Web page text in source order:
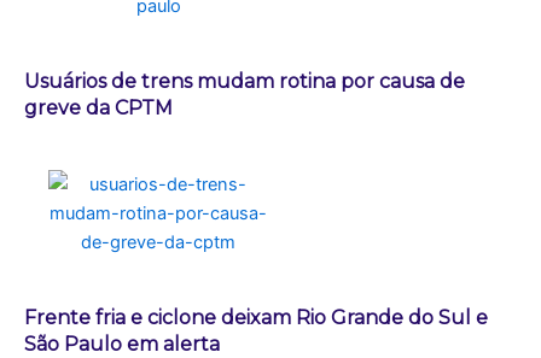
Usuários de trens mudam rotina por causa de
greve da CPTM
Frente fria e ciclone deixam Rio Grande do Sul e
São Paulo em alerta